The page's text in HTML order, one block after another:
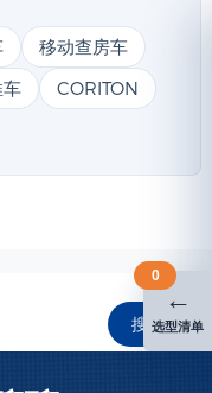
移动查房车
CORITON
搜索
←
选型清单
0